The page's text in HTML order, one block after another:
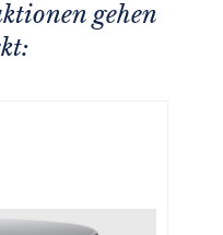
gehen